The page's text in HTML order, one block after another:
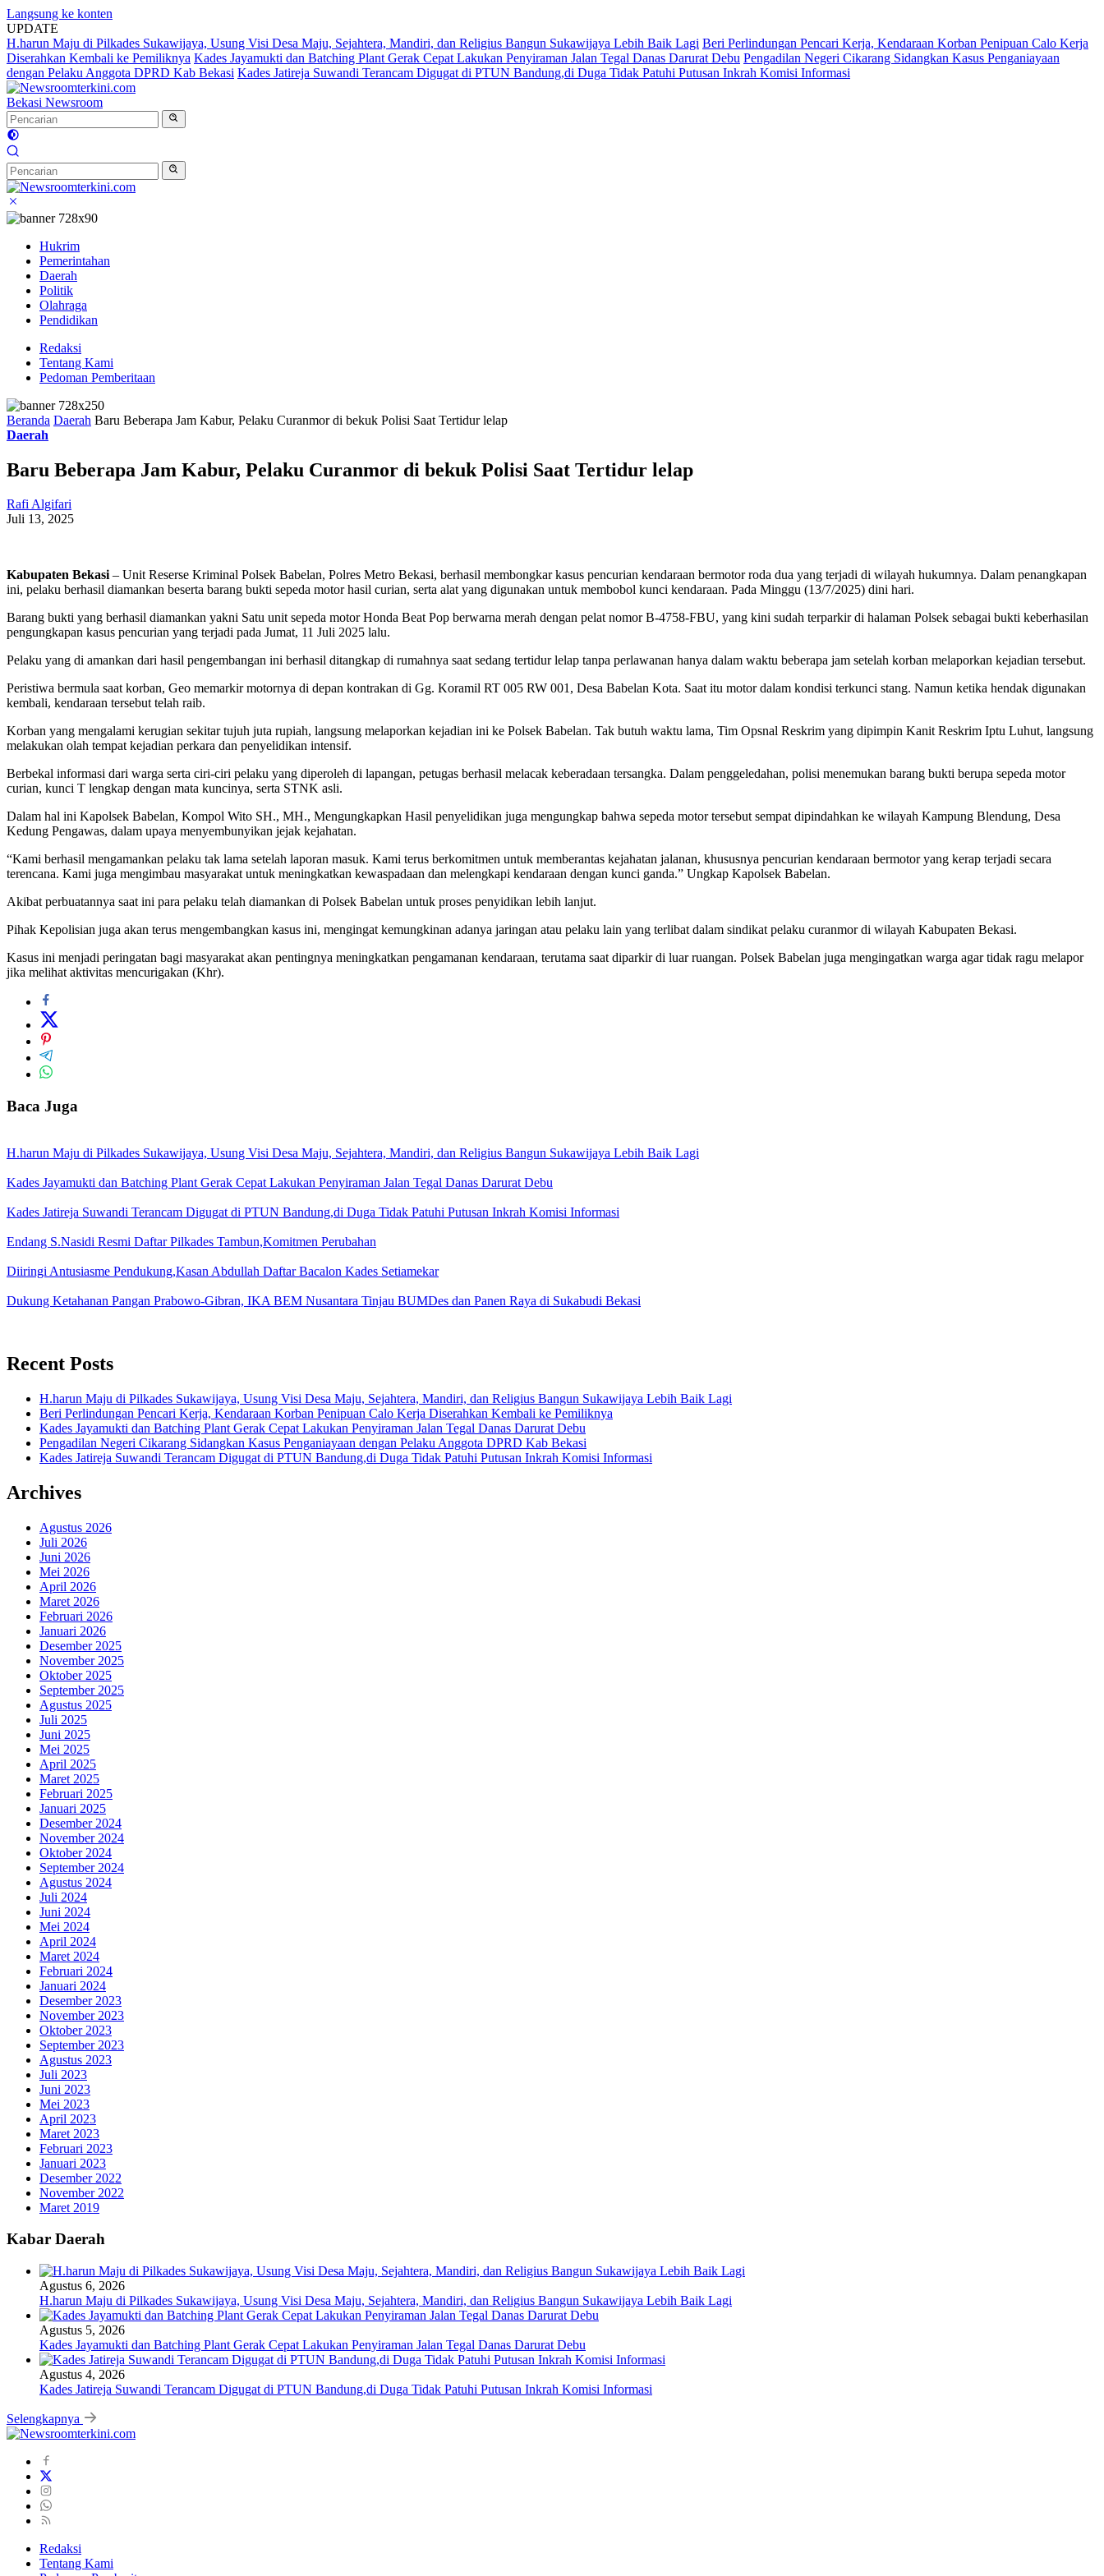
Langsung ke konten
UPDATE
H.harun Maju di Pilkades Sukawijaya, Usung Visi Desa Maju, Sejahtera, Mandiri, dan Religius Bangun Sukawijaya Lebih Baik Lagi Beri Perlindungan Pencari Kerja, Kendaraan Korban Penipuan Calo Kerja
Diserahkan Kembali ke Pemiliknya Kades Jayamukti dan Batching Plant Gerak Cepat Lakukan Penyiraman Jalan Tegal Danas Darurat Debu Pengadilan Negeri Cikarang Sidangkan Kasus Penganiayaan
dengan Pelaku Anggota DPRD Kab Bekasi Kades Jatireja Suwandi Terancam Digugat di PTUN Bandung,di Duga Tidak Patuhi Putusan Inkrah Komisi Informasi
Bekasi Newsroom
Hukrim
Pemerintahan
Daerah
Politik
Olahraga
Pendidikan
Redaksi
Tentang Kami
Pedoman Pemberitaan
Beranda Daerah Baru Beberapa Jam Kabur, Pelaku Curanmor di bekuk Polisi Saat Tertidur lelap
Daerah
Baru Beberapa Jam Kabur, Pelaku Curanmor di bekuk Polisi Saat Tertidur lelap
Rafi Algifari
Juli 13, 2025
Kabupaten Bekasi– Unit Reserse Kriminal Polsek Babelan, Polres Metro Bekasi, berhasil membongkar kasus pencurian kendaraan bermotor roda dua yang terjadi di wilayah hukumnya. Dalam penangkapan
ini, pelaku berhasil diamankan beserta barang bukti sepeda motor hasil curian, serta alat yang digunakan untuk membobol kunci kendaraan. Pada Minggu (13/7/2025) dini hari.
Barang bukti yang berhasil diamankan yakni Satu unit sepeda motor Honda Beat Pop berwarna merah dengan pelat nomor B-4758-FBU, yang kini sudah terparkir di halaman Polsek sebagai bukti keberhasilan
pengungkapan kasus pencurian yang terjadi pada Jumat, 11 Juli 2025 lalu.
Pelaku yang di amankan dari hasil pengembangan ini berhasil ditangkap di rumahnya saat sedang tertidur lelap tanpa perlawanan hanya dalam waktu beberapa jam setelah korban melaporkan kejadian tersebut.
Peristiwa bermula saat korban, Geo memarkir motornya di depan kontrakan di Gg. Koramil RT 005 RW 001, Desa Babelan Kota. Saat itu motor dalam kondisi terkunci stang. Namun ketika hendak digunakan
kembali, kendaraan tersebut telah raib.
Korban yang mengalami kerugian sekitar tujuh juta rupiah, langsung melaporkan kejadian ini ke Polsek Babelan. Tak butuh waktu lama, Tim Opsnal Reskrim yang dipimpin Kanit Reskrim Iptu Luhut, langsung
melakukan olah tempat kejadian perkara dan penyelidikan intensif.
Berbekal informasi dari warga serta ciri-ciri pelaku yang diperoleh di lapangan, petugas berhasil melacak keberadaan tersangka. Dalam penggeledahan, polisi menemukan barang bukti berupa sepeda motor
curian, kunci T lengkap dengan mata kuncinya, serta STNK asli.
Dalam hal ini Kapolsek Babelan, Kompol Wito SH., MH., Mengungkapkan Hasil penyelidikan juga mengungkap bahwa sepeda motor tersebut sempat dipindahkan ke wilayah Kampung Blendung, Desa
Kedung Pengawas, dalam upaya menyembunyikan jejak kejahatan.
“Kami berhasil mengamankan pelaku tak lama setelah laporan masuk. Kami terus berkomitmen untuk memberantas kejahatan jalanan, khususnya pencurian kendaraan bermotor yang kerap terjadi secara
terencana. Kami juga mengimbau masyarakat untuk meningkatkan kewaspadaan dan melengkapi kendaraan dengan kunci ganda.” Ungkap Kapolsek Babelan.
Akibat perbuatannya saat ini para pelaku telah diamankan di Polsek Babelan untuk proses penyidikan lebih lanjut.
Pihak Kepolisian juga akan terus mengembangkan kasus ini, mengingat kemungkinan adanya jaringan atau pelaku lain yang terlibat dalam sindikat pelaku curanmor di wilayah Kabupaten Bekasi.
Kasus ini menjadi peringatan bagi masyarakat akan pentingnya meningkatkan pengamanan kendaraan, terutama saat diparkir di luar ruangan. Polsek Babelan juga mengingatkan warga agar tidak ragu melapor
jika melihat aktivitas mencurigakan (Khr).
Baca Juga
H.harun Maju di Pilkades Sukawijaya, Usung Visi Desa Maju, Sejahtera, Mandiri, dan Religius Bangun Sukawijaya Lebih Baik Lagi
Kades Jayamukti dan Batching Plant Gerak Cepat Lakukan Penyiraman Jalan Tegal Danas Darurat Debu
Kades Jatireja Suwandi Terancam Digugat di PTUN Bandung,di Duga Tidak Patuhi Putusan Inkrah Komisi Informasi
Endang S.Nasidi Resmi Daftar Pilkades Tambun,Komitmen Perubahan
Diiringi Antusiasme Pendukung,Kasan Abdullah Daftar Bacalon Kades Setiamekar
Dukung Ketahanan Pangan Prabowo-Gibran, IKA BEM Nusantara Tinjau BUMDes dan Panen Raya di Sukabudi Bekasi
Recent Posts
H.harun Maju di Pilkades Sukawijaya, Usung Visi Desa Maju, Sejahtera, Mandiri, dan Religius Bangun Sukawijaya Lebih Baik Lagi
Beri Perlindungan Pencari Kerja, Kendaraan Korban Penipuan Calo Kerja Diserahkan Kembali ke Pemiliknya
Kades Jayamukti dan Batching Plant Gerak Cepat Lakukan Penyiraman Jalan Tegal Danas Darurat Debu
Pengadilan Negeri Cikarang Sidangkan Kasus Penganiayaan dengan Pelaku Anggota DPRD Kab Bekasi
Kades Jatireja Suwandi Terancam Digugat di PTUN Bandung,di Duga Tidak Patuhi Putusan Inkrah Komisi Informasi
Archives
Agustus 2026
Juli 2026
Juni 2026
Mei 2026
April 2026
Maret 2026
Februari 2026
Januari 2026
Desember 2025
November 2025
Oktober 2025
September 2025
Agustus 2025
Juli 2025
Juni 2025
Mei 2025
April 2025
Maret 2025
Februari 2025
Januari 2025
Desember 2024
November 2024
Oktober 2024
September 2024
Agustus 2024
Juli 2024
Juni 2024
Mei 2024
April 2024
Maret 2024
Februari 2024
Januari 2024
Desember 2023
November 2023
Oktober 2023
September 2023
Agustus 2023
Juli 2023
Juni 2023
Mei 2023
April 2023
Maret 2023
Februari 2023
Januari 2023
Desember 2022
November 2022
Maret 2019
Kabar Daerah
Agustus 6, 2026
H.harun Maju di Pilkades Sukawijaya, Usung Visi Desa Maju, Sejahtera, Mandiri, dan Religius Bangun Sukawijaya Lebih Baik Lagi
Agustus 5, 2026
Kades Jayamukti dan Batching Plant Gerak Cepat Lakukan Penyiraman Jalan Tegal Danas Darurat Debu
Agustus 4, 2026
Kades Jatireja Suwandi Terancam Digugat di PTUN Bandung,di Duga Tidak Patuhi Putusan Inkrah Komisi Informasi
Selengkapnya
Redaksi
Tentang Kami